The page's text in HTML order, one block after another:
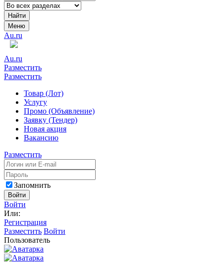
Найти
Меню
Au.ru
Au.ru
Разместить
Разместить
Товар (Лот)
Услугу
Промо (Объявление)
Заявку (Тендер)
Новая акция
Вакансию
Разместить
Запомнить
Войти
Войти
Или:
Регистрация
Разместить Войти
Пользователь